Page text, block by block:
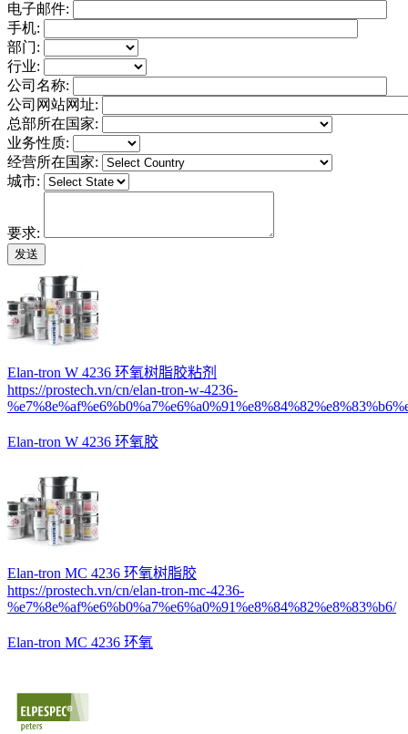
电子邮件:
手机:
部门:
行业:
公司名称:
公司网站网址:
总部所在国家:
业务性质:
经营所在国家:
城市:
要求:
Elan-tron W 4236 环氧树脂胶粘剂
https://prostech.vn/cn/elan-tron-w-4236-
Elan-tron W 4236 环氧胶
Elan-tron MC 4236 环氧树脂胶
https://prostech.vn/cn/elan-tron-mc-4236-
%e7%8e%af%e6%b0%a7%e6%a0%91%e8%84%82%e8%83%b6/
Elan-tron MC 4236 环氧